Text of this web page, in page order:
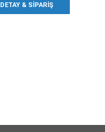
DETAY & SIPARIŞ